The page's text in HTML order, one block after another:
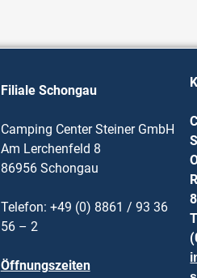
Filiale Schongau
Camping Center Steiner GmbH
Am Lerchenfeld 8
86956 Schongau
Telefon: +49 (0) 8861 / 93 36
56 – 2
Öffnungszeiten